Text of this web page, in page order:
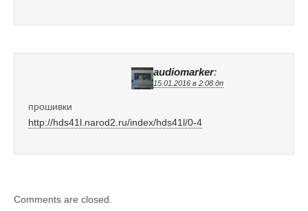
audiomarker:
15.01.2016 в 2:08 дп
прошивки
http://hds41l.narod2.ru/index/hds41l/0-4
Comments are closed.